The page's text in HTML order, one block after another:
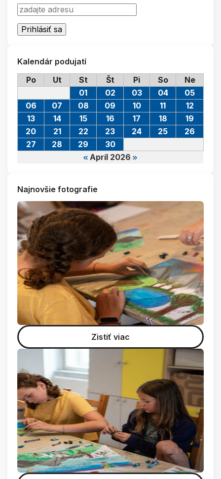
Kalendár podujatí
Po
Ut St Št Pi So Ne
Apríl 2026
01 02 03 04
05
06
07 08 09 10 11
12
13
14 15 16 17 18
19
20
21 22 23 24 25
26
27
28 29 30
Najnovšie fotografie
Zistiť viac